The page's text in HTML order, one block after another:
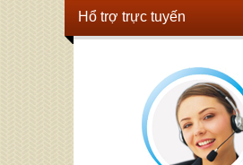
Hổ trợ trực tuyến